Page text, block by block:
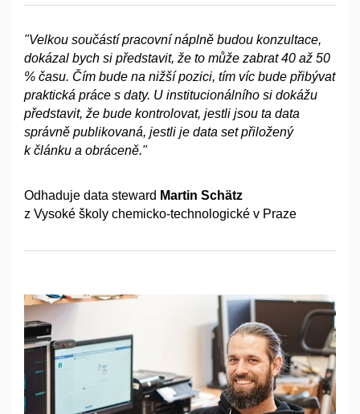
"Velkou součástí pracovní náplně budou konzultace,
dokázal bych si představit, že to může zabrat 40 až 50
% času. Čím bude na nižší pozici, tím víc bude přibývat
praktická práce s daty. U institucionálního si dokážu
představit, že bude kontrolovat, jestli jsou ta data
správně publikovaná, jestli je data set přiložený
k článku a obráceně."
Odhaduje data steward Martin Schätz
z Vysoké školy chemicko-technologické v Praze